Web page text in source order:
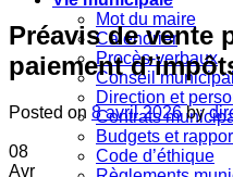
Mot du maire
Calendrier
Procès-verbaux
Conseil
Direction et
Contrats
Budgets et
Code d’éthique
Préavis de vente
paiement
Posted on 8 avril 2026 by
08
Avr